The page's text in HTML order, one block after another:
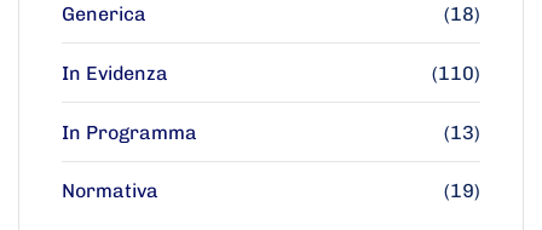
Generica (18)
In Evidenza (110)
In Programma (13)
Normativa (19)